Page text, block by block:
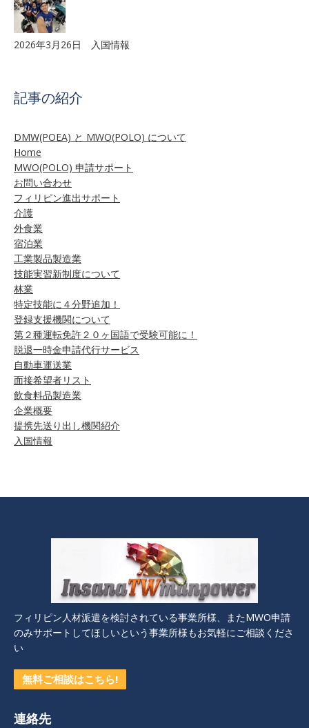
2026年3月26日 入国情報
記事の紹介
DMW(POEA) と MWO(POLO) について
Home
MWO(POLO) 申請サポート
お問い合わせ
フィリピン進出サポート
介護
外食業
宿泊業
工業製品製造業
技能実習新制度について
林業
特定技能に４分野追加！
登録支援機関について
第２種運転免許２０ヶ国語で受験可能に！
脱退一時金申請代行サービス
自動車運送業
面接希望者リスト
飲食料品製造業
企業概要
提携先送り出し機関紹介
入国情報
フィリピン人材派遣を検討されている事業所様、またMWO申請
のみサポートしてほしいという事業所様もお気軽にご相談くださ
い
無料ご相談はこちら!
連絡先